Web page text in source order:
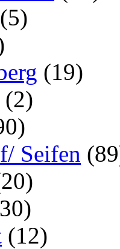
(5)
(19)
(2)
Seifen
(12)